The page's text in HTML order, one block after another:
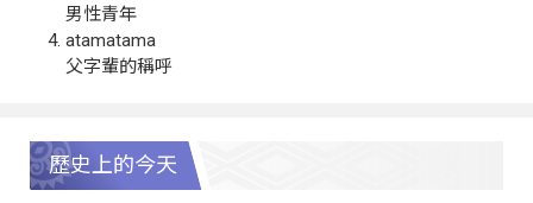
男性青年
atamatama
父字輩的稱呼
歷史上的今天